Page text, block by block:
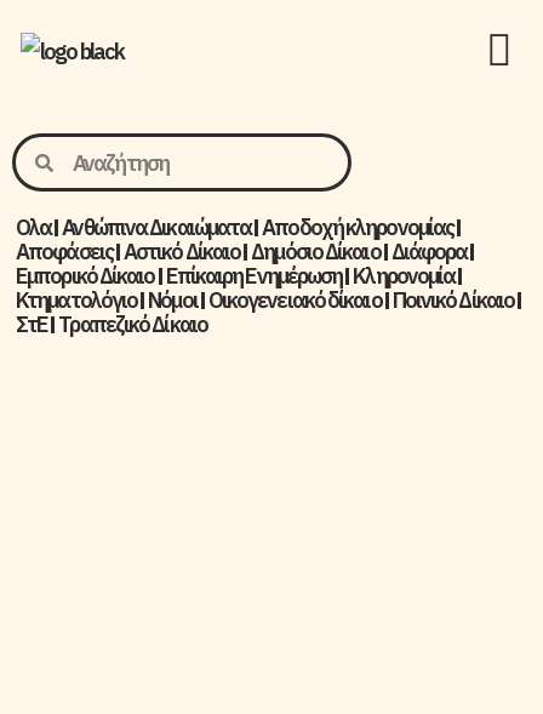
Ολα Ανθώπινα Δικαιώματα Aποδοχή κληρονομίας
Αποφάσεις Αστικό Δίκαιο Δημόσιο Δίκαιο Διάφορα
Εμπορικό Δίκαιο Επίκαιρη Ενημέρωση Kληρονομία
Κτηματολόγιο Νόμοι Οικογενειακό δίκαιο Ποινικό Δίκαιο
ΣτΕ Τραπεζικό Δίκαιο